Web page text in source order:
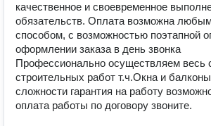
качественное и своевременное
обязательств. Оплата возможна
способом, с возможностью поэтапной
оформлении заказа в день звонка
Профессионально осуществляем весь
строительных работ т.ч.Окна и
сложности гарантия на работу
оплата работы по договору звоните.